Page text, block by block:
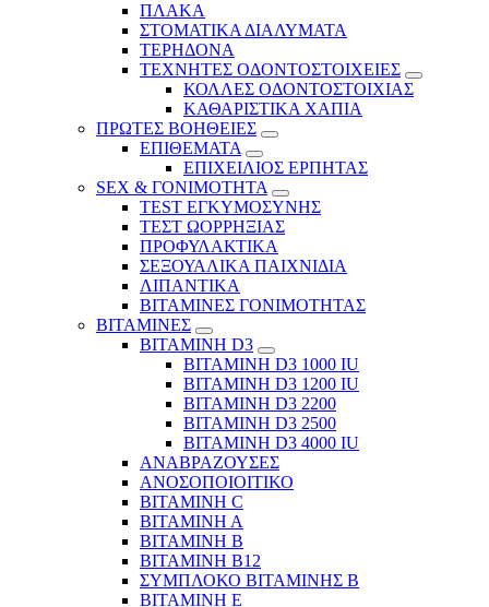
ΠΛΑΚΑ
ΣΤΟΜΑΤΙΚΑ ΔΙΑΛΥΜΑΤΑ
ΤΕΡΗΔΟΝΑ
ΤΕΧΝΗΤΕΣ ΟΔΟΝΤΟΣΤΟΙΧΕΙΕΣ
ΚΟΛΛΕΣ ΟΔΟΝΤΟΣΤΟΙΧΙΑΣ
ΚΑΘΑΡΙΣΤΙΚΑ ΧΑΠΙΑ
ΠΡΩΤΕΣ ΒΟΗΘΕΙΕΣ
ΕΠΙΘΕΜΑΤΑ
ΕΠΙΧΕΙΛΙΟΣ ΕΡΠΗΤΑΣ
SEX & ΓΟΝΙΜΟΤΗΤΑ
TEST ΕΓΚΥΜΟΣΥΝΗΣ
ΤΕΣΤ ΩΟΡΡΗΞΙΑΣ
ΠΡΟΦΥΛΑΚΤΙΚΑ
ΣΕΞΟΥΑΛΙΚΑ ΠΑΙΧΝΙΔΙΑ
ΛΙΠΑΝΤΙΚΑ
ΒΙΤΑΜΙΝΕΣ ΓΟΝΙΜΟΤΗΤΑΣ
ΒΙΤΑΜΙΝΕΣ
ΒΙΤΑΜΙΝΗ D3
ΒΙΤΑΜΙΝΗ D3 1000 IU
ΒΙΤΑΜΙΝΗ D3 1200 IU
ΒΙΤΑΜΙΝΗ D3 2200
ΒΙΤΑΜΙΝΗ D3 2500
BITAMINH D3 4000 IU
ΑΝΑΒΡΑΖΟΥΣΕΣ
ΑΝΟΣΟΠΟΙΟΙΤΙΚΟ
ΒΙΤΑΜΙΝΗ C
ΒΙΤΑΜΙΝΗ Α
ΒΙΤΑΜΙΝΗ Β
ΒΙΤΑΜΙΝΗ Β12
ΣΥΜΠΛΟΚΟ ΒΙΤΑΜΙΝΗΣ Β
ΒΙΤΑΜΙΝΗ Ε